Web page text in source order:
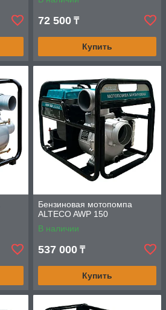
72 500 ₸
Купить
Бензиновая мотопомпа
ALTECO AWP 150
В наличии
537 000 ₸
Купить